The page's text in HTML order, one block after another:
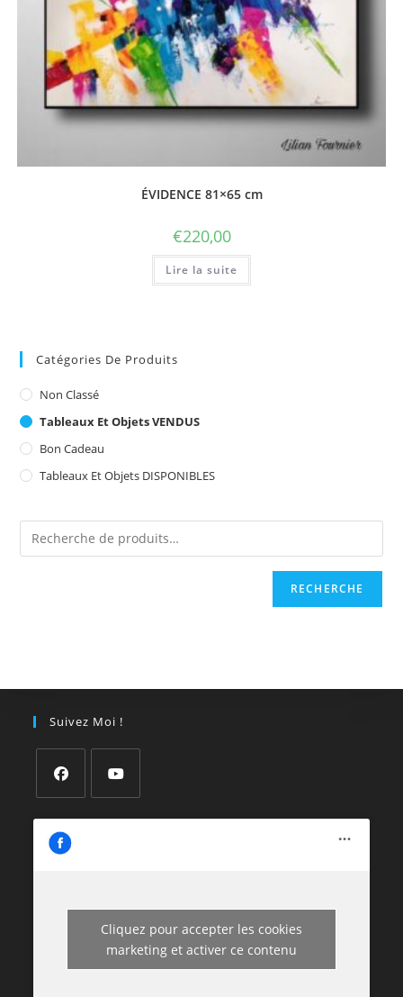
ÉVIDENCE 81×65 cm
€220,00
Lire la suite
Catégories De Produits
Non Classé
Tableaux Et Objets VENDUS
Bon Cadeau
Tableaux Et Objets DISPONIBLES
RECHERCHE
Suivez Moi !
Cliquez pour accepter les cookies
marketing et activer ce contenu